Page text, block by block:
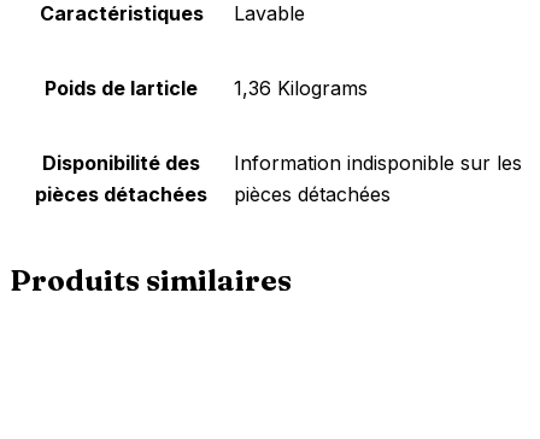
Caractéristiques ‎Lavable
Poids de larticle ‎1,36 Kilograms
Disponibilité des
pièces détachées
‎Information indisponible sur les
pièces détachées
Produits similaires